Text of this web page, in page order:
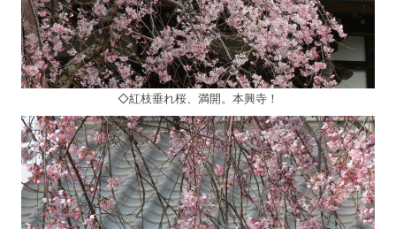
◇紅枝垂れ桜、満開。本興寺！